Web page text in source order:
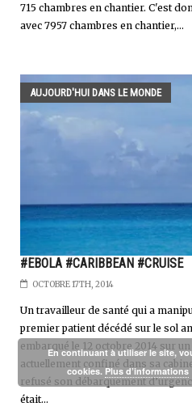
715 chambres en chantier. C'est
avec 7957 chambres en chantier,...
AUJOURD'HUI DANS LE MONDE
#EBOLA #CARIBBEAN #CRUISE
OCTOBRE 17TH, 2014
Un travailleur de santé qui a
premier patient décédé sur le sol
embarqué le 12 octobre 2014 sur
actuellement confiné dans sa
refusé son débarquement
était...
En continuant à utiliser le site,
cookies.Plus d’informations